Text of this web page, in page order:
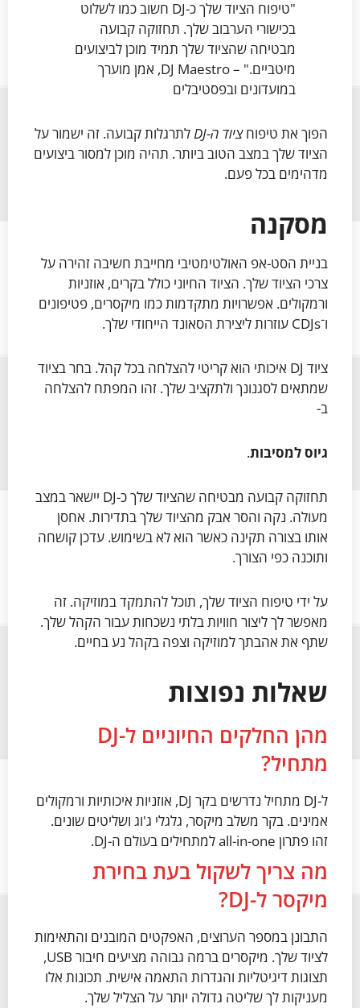
"טיפוח הציוד שלך כ-DJ חשוב כמו לשלוט
בכישורי הערבוב שלך. תחזוקה קבועה
מבטיחה שהציוד שלך תמיד מוכן לביצועים
מיטביים." – DJ Maestro, אמן מוערך
במועדונים ובפסטיבלים
הפוך את טיפוחציוד ה-DJ
לתרגלות קבועה. זה ישמור על
הציוד שלך במצב הטוב ביותר. תהיה מוכן למסור ביצועים
מדהימים בכל פעם.
מסקנה
בניית הסט-אפ האולטימטיבי מחייבת חשיבה זהירה על
צרכי הציוד שלך. הציוד החיוני כולל בקרים, אוזניות
ורמקולים. אפשרויות מתקדמות כמו מיקסרים, פטיפונים
ו־CDJs עוזרות ליצירת הסאונד הייחודי שלך.
ציוד DJ איכותי הוא קריטי להצלחה בכל קהל. בחר בציוד
שמתאים לסגנונך ולתקציב שלך. זהו המפתח להצלחה
ב-
גיוס למסיבות.
תחזוקה קבועה מבטיחה שהציוד שלך כ-DJ יישאר במצב
מעולה. נקה והסר אבק מהציוד שלך בתדירות. אחסן
אותו בצורה תקינה כאשר הוא לא בשימוש. עדכן קושחה
ותוכנה כפי הצורך.
על ידי טיפוח הציוד שלך, תוכל להתמקד במוזיקה. זה
מאפשר לך ליצור חוויות בלתי נשכחות עבור הקהל שלך.
שתף את אהבתך למוזיקה וצפה בקהל נע בחיים.
שאלות נפוצות
מהן החלקים החיוניים ל-DJ
מתחיל?
ל-DJ מתחיל נדרשים בקר DJ, אוזניות איכותיות ורמקולים
אמינים. בקר משלב מיקסר, גלגלי ג'וג ושליטים שונים.
זהו פתרון all-in-one למתחילים בעולם ה-DJ.
מה צריך לשקול בעת בחירת
מיקסר ל-DJ?
התבונן במספר הערוצים, האפקטים המובנים והתאימות
לציוד שלך. מיקסרים ברמה גבוהה מציעים חיבור USB,
תצוגות דיגיטליות והגדרות התאמה אישית. תכונות אלו
מעניקות לך שליטה גדולה יותר על הצליל שלך.